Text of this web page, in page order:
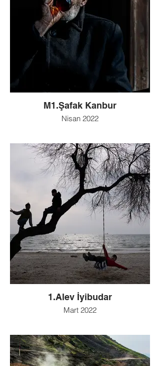
M1.Şafak Kanbur
Nisan 2022
1.Alev İyibudar
Mart 2022